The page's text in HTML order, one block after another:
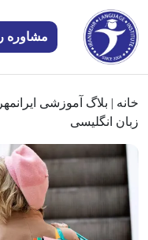
مشاوره
خانه | بلاگ آموزشی ایرانمهر
زبان انگلیسی